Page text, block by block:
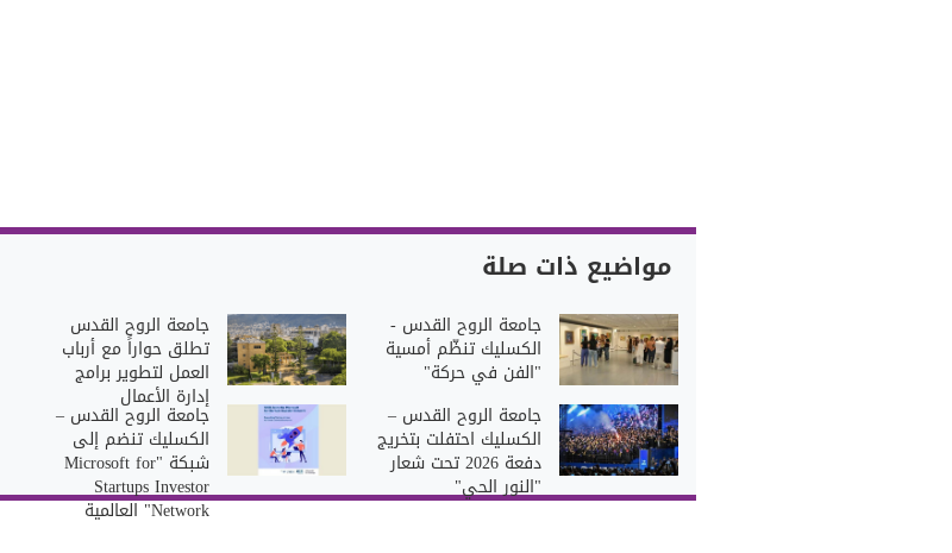
مواضيع ذات صلة
جامعة الروح القدس -
الكسليك تنظّم أمسية
"الفن في حركة"
جامعة الروح القدس
تطلق حواراً مع أرباب
العمل لتطوير برامج
إدارة الأعمال
جامعة الروح القدس –
الكسليك احتفلت بتخريج
دفعة 2026 تحت شعار
"النور الحي"
جامعة الروح القدس –
الكسليك تنضم إلى
شبكة "Microsoft for
Startups Investor
Network" العالمية